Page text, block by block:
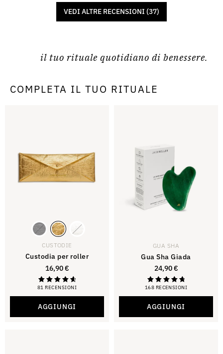
VEDI ALTRE RECENSIONI (37)
il tuo rituale quotidiano di benessere.
COMPLETA IL TUO RITUALE
CUSTODIE
Custodia per roller
16,90€
81 RECENSIONI
Valutato
AGGIUNGI
GUA SHA
Gua Sha Giada
24,90€
168 RECENSIONI
Valutazione di
AGGIUNGI